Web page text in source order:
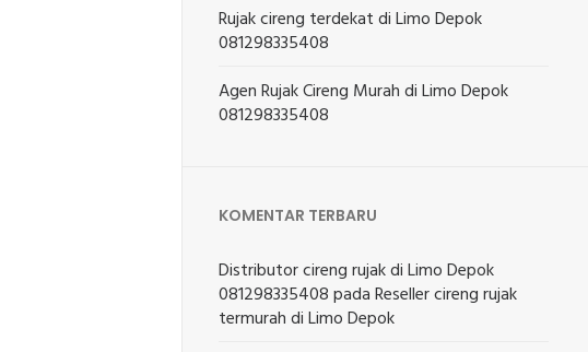
Rujak cireng terdekat di Limo Depok
081298335408
Agen Rujak Cireng Murah di Limo Depok
081298335408
KOMENTAR TERBARU
Distributor cireng rujak di Limo Depok
081298335408padaReseller cireng rujak
termurah di Limo Depok